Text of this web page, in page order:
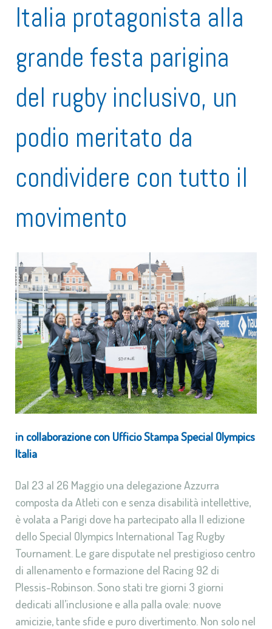
Italia protagonista alla
grande festa parigina
del rugby inclusivo, un
podio meritato da
condividere con tutto il
movimento
in collaborazione con Ufficio Stampa Special Olympics
Italia
Dal 23 al 26 Maggio una delegazione Azzurra
composta da Atleti con e senza disabilità intellettive,
è volata a Parigi dove ha partecipato alla II edizione
dello Special Olympics International Tag Rugby
Tournament. Le gare disputate nel prestigioso centro
di allenamento e formazione del Racing 92 di
Plessis-Robinson. Sono stati tre giorni 3 giorni
dedicati all’inclusione e alla palla ovale: nuove
amicizie, tante sfide e puro divertimento. Non solo nel